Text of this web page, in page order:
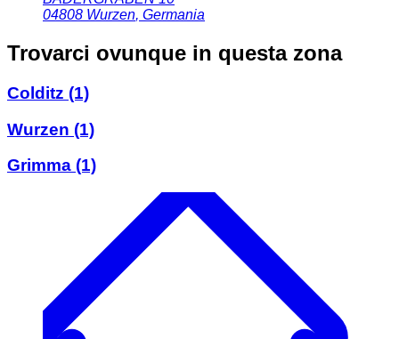
04808 Wurzen, Germania
Trovarci ovunque in questa zona
Colditz (1)
Wurzen (1)
Grimma (1)